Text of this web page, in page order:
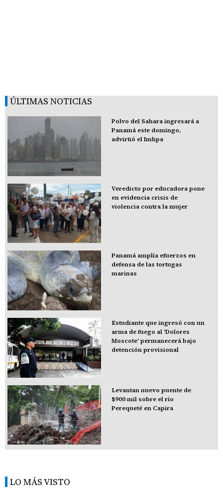
ÚLTIMAS NOTICIAS
Polvo del Sahara ingresará a
Panamá este domingo,
advirtió el Imhpa
Veredicto por educadora pone
en evidencia crisis de
violencia contra la mujer
Panamá amplía efuerzos en
defensa de las tortugas
marinas
Estudiante que ingresó con un
arma de fuego al 'Dolores
Moscote' permanecerá bajo
detención provisional
Levantan nuevo puente de
$900 mil sobre el río
Perequeté en Capira
LO MÁS VISTO